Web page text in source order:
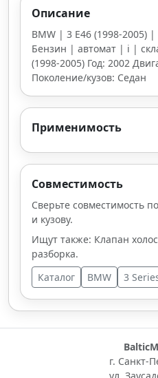
Описание
BMW | 3 E46 (1998-2005)
Бензин | автомат | i |
(1998-2005) Год: 2002
Поколение/кузов: Седан
Применимость
Совместимость
Сверьте совместимость
и кузову.
Ищут также: Клапан
разборка.
Каталог
BMW 3
г. Санкт-